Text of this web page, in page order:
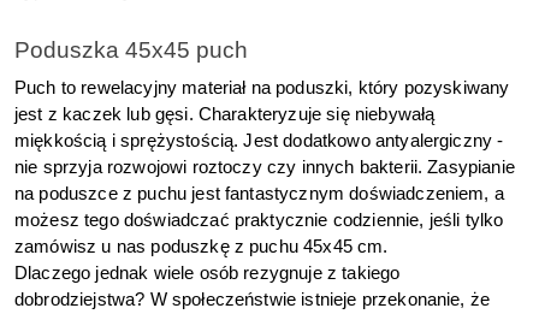
Poduszka 45x45 puch
Puch to rewelacyjny materiał na poduszki, który pozyskiwany
jest z kaczek lub gęsi. Charakteryzuje się niebywałą
miękkością i sprężystością. Jest dodatkowo antyalergiczny -
nie sprzyja rozwojowi roztoczy czy innych bakterii. Zasypianie
na poduszce z puchu jest fantastycznym doświadczeniem, a
możesz tego doświadczać praktycznie codziennie, jeśli tylko
zamówisz u nas poduszkę z puchu 45x45 cm.
Dlaczego jednak wiele osób rezygnuje z takiego
dobrodziejstwa? W społeczeństwie istnieje przekonanie, że